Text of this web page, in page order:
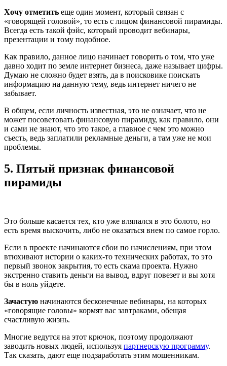
Хочу отметить еще один момент, который связан с
«говорящей головой», то есть с лицом финансовой пирамиды.
Всегда есть такой фэйс, который проводит вебинары,
презентации и тому подобное.
Как правило, данное лицо начинает говорить о том, что уже
давно ходит по земле интернет бизнеса, даже называет цифры.
Думаю не сложно будет взять, да в поисковике поискать
информацию на данную тему, ведь интернет ничего не
забывает.
В общем, если личность известная, это не означает, что не
может посоветовать финансовую пирамиду, как правило, они
и сами не знают, что это такое, а главное с чем это можно
съесть, ведь заплатили рекламные деньги, а там уже не мои
проблемы.
5. Пятый признак финансовой
пирамиды
Это больше касается тех, кто уже вляпался в это болото, но
есть время выскочить, либо не оказаться внем по самое горло.
Если в проекте начинаются сбои по начислениям, при этом
втюхивают истории о каких-то технических работах, то это
первый звонок закрытия, то есть скама проекта. Нужно
экстренно ставить деньги на вывод, вдруг повезет и вы хотя
бы в ноль уйдете.
Зачастую начинаются бесконечные вебинары, на которых
«говорящие головы» кормят вас завтраками, обещая
счастливую жизнь.
Многие ведутся на этот крючок, поэтому продолжают
заводить новых людей, используя партнерскую программу.
Так сказать, дают еще подзаработать этим мошенникам.